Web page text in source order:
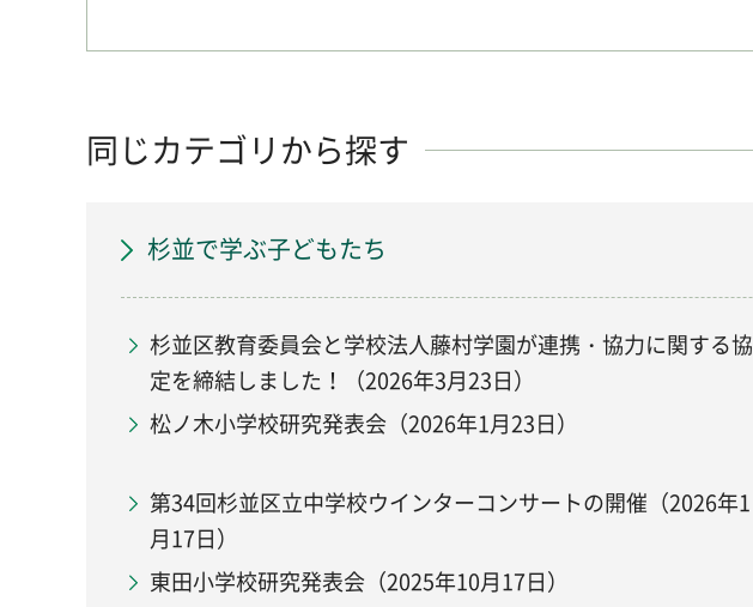
同じカテゴリから探す
杉並で学ぶ子どもたち
杉並区教育委員会と学校法人藤村学園が連携・協力に関する協
定を締結しました！（2026年3月23日）
松ノ木小学校研究発表会（2026年1月23日）
第34回杉並区立中学校ウインターコンサートの開催（2026年1
月17日）
東田小学校研究発表会（2025年10月17日）